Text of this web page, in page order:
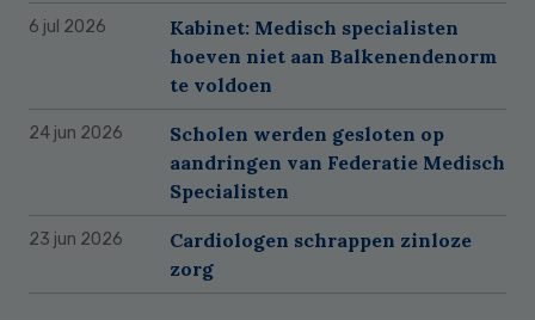
6 jul 2026
Kabinet: Medisch specialisten
hoeven niet aan Balkenendenorm
te voldoen
24 jun 2026
Scholen werden gesloten op
aandringen van Federatie Medisch
Specialisten
23 jun 2026
Cardiologen schrappen zinloze
zorg